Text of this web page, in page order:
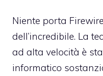
Niente porta
dell’incredibile. La
ad alta velocità è
informatico